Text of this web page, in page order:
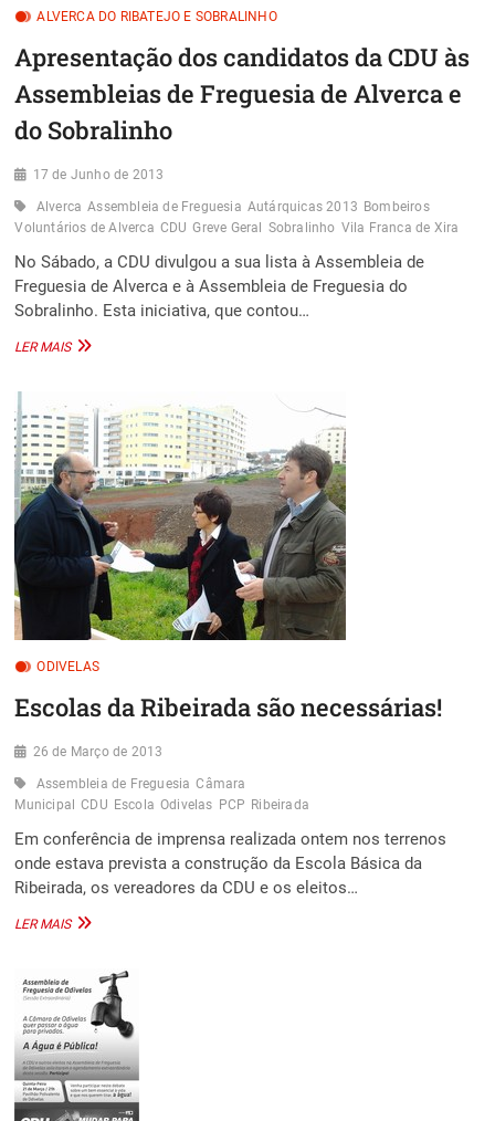
VILA
DE
ALVERCA DO RIBATEJO E SOBRALINHO
Apresentação dos candidatos da CDU às
Assembleias de Freguesia de Alverca e
do Sobralinho
17 de Junho de 2013
Alverca Assembleia de Freguesia Autárquicas 2013 Bombeiros
Voluntários de Alverca CDU Greve Geral Sobralinho Vila Franca de Xira
No Sábado, a CDU divulgou a sua lista à Assembleia de
Freguesia de Alverca e à Assembleia de Freguesia do
Sobralinho. Esta iniciativa, que contou…
LER MAISAPRESENTAÇÃO
DA
CDU
ÀS
ASSEMBLEIAS
DE
FREGUESIA
DE
ALVERCA
E
SOBRALINHO
ODIVELAS
Escolas da Ribeirada são necessárias!
26 de Março de 2013
Assembleia de Freguesia Câmara
Municipal
CDU Escola Odivelas PCP Ribeirada
Em conferência de imprensa realizada ontem nos terrenos
onde estava prevista a construção da Escola Básica da
Ribeirada, os vereadores da CDU e os eleitos…
LER MAISESCOLAS
NECESSÁRIAS!